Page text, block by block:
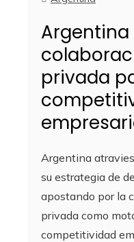
privada
Argentina
su estrategia de
apostando por la
privada como
competitividad